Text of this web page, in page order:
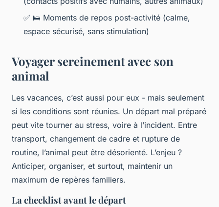
✅ 🛌 Moments de repos post-activité (calme,
espace sécurisé, sans stimulation)
Voyager sereinement avec son
animal
Les vacances, c’est aussi pour eux - mais seulement
si les conditions sont réunies. Un départ mal préparé
peut vite tourner au stress, voire à l’incident. Entre
transport, changement de cadre et rupture de
routine, l’animal peut être désorienté. L’enjeu ?
Anticiper, organiser, et surtout, maintenir un
maximum de repères familiers.
La checklist avant le départ